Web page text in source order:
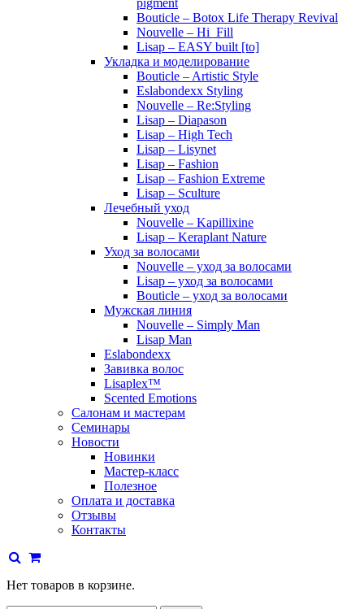
pigment
Bouticle – Botox Life Therapy Revival
Nouvelle – Hi_Fill
Lisap – EASY built [to]
Укладка и моделирование
Bouticle – Artistic Style
Eslabondexx Styling
Nouvelle – Re:Styling
Lisap – Diapason
Lisap – High Tech
Lisap – Lisynet
Lisap – Fashion
Lisap – Fashion Extreme
Lisap – Sculture
Лечебный уход
Nouvelle – Kapillixine
Lisap – Keraplant Nature
Уход за волосами
Nouvelle – уход за волосами
Lisap – уход за волосами
Bouticle – уход за волосами
Мужская линия
Nouvelle – Simply Man
Lisap Man
Eslabondexx
Завивка волос
Lisaplex™
Scented Emotions
Салонам и мастерам
Семинары
Новости
Новинки
Мастер-класс
Полезное
Оплата и доставка
Отзывы
Контакты
Нет товаров в корзине.